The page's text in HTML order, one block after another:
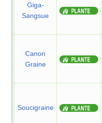
Giga-
Sangsue
Canon
Graine
Soucigraine